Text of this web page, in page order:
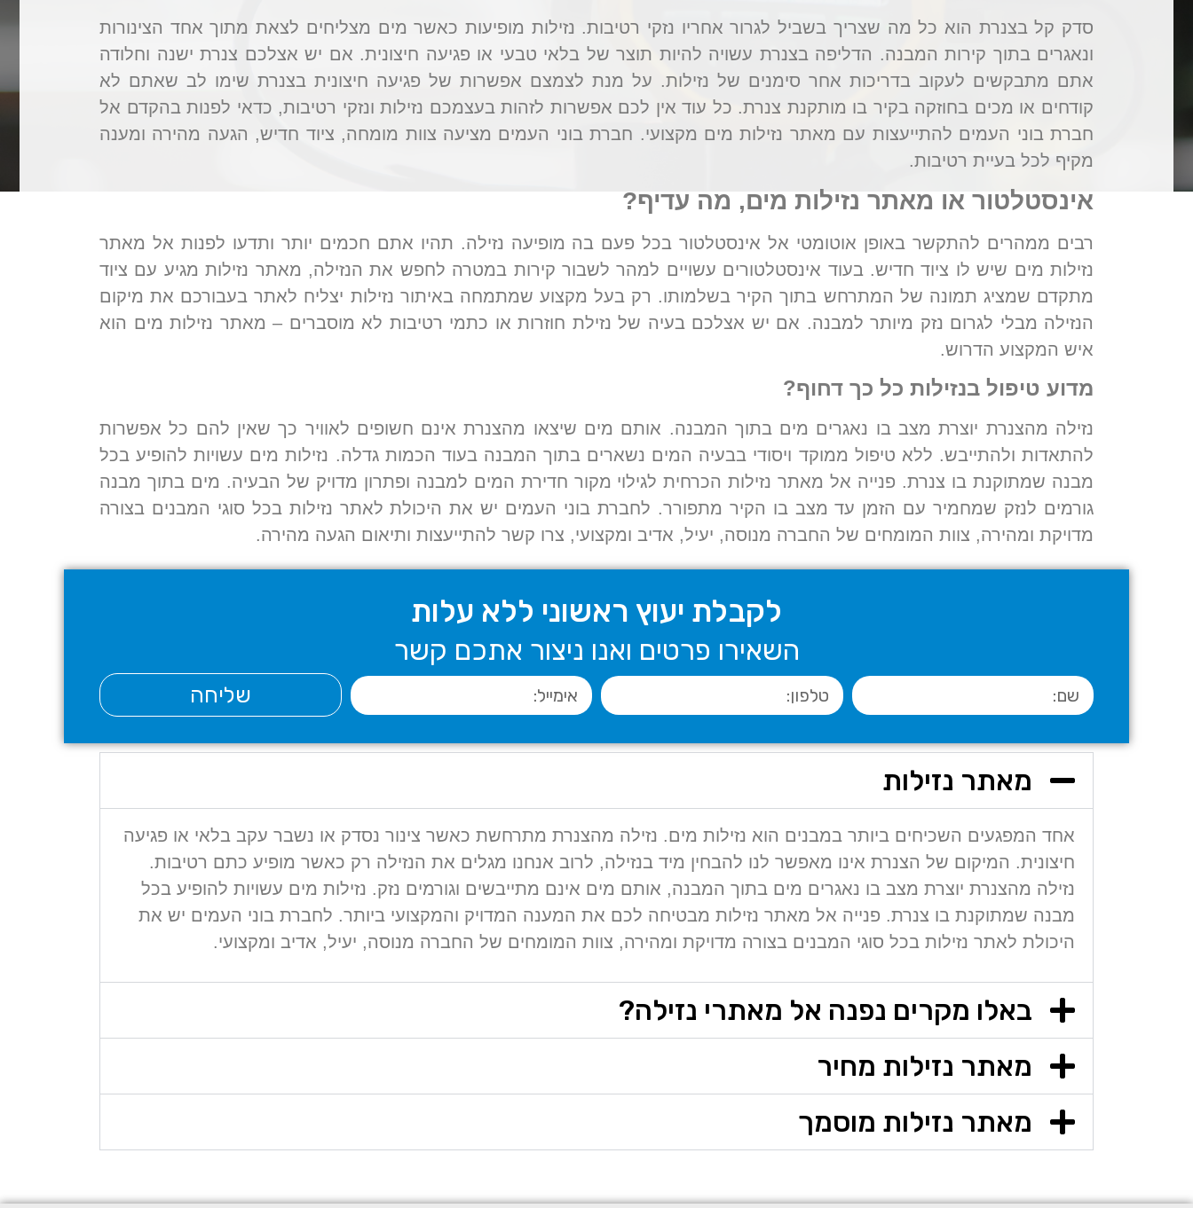
סדק קל בצנרת הוא כל מה שצריך בשביל לגרור אחריו נזקי רטיבות. נזילות מופיעות כאשר מים מצליחים לצאת מתוך אחד הצינורות
ונאגרים בתוך קירות המבנה. הדליפה בצנרת עשויה להיות תוצר של בלאי טבעי או פגיעה חיצונית. אם יש אצלכם צנרת ישנה וחלודה
אתם מתבקשים לעקוב בדריכות אחר סימנים של נזילות. על מנת לצמצם אפשרות של פגיעה חיצונית בצנרת שימו לב שאתם לא
קודחים או מכים בחוזקה בקיר בו מותקנת צנרת. כל עוד אין לכם אפשרות לזהות בעצמכם נזילות ונזקי רטיבות, כדאי לפנות בהקדם אל
חברת בוני העמים להתייעצות עם מאתר נזילות מים מקצועי. חברת בוני העמים מציעה צוות מומחה, ציוד חדיש, הגעה מהירה ומענה
מקיף לכל בעיית רטיבות.
אינסטלטור או מאתר נזילות מים, מה עדיף?
רבים ממהרים להתקשר באופן אוטומטי אל אינסטלטור בכל פעם בה מופיעה נזילה. תהיו אתם חכמים יותר ותדעו לפנות אל מאתר
נזילות מים שיש לו ציוד חדיש. בעוד אינסטלטורים עשויים למהר לשבור קירות במטרה לחפש את הנזילה, מאתר נזילות מגיע עם ציוד
מתקדם שמציג תמונה של המתרחש בתוך הקיר בשלמותו. רק בעל מקצוע שמתמחה באיתור נזילות יצליח לאתר בעבורכם את מיקום
הנזילה מבלי לגרום נזק מיותר למבנה. אם יש אצלכם בעיה של נזילת חוזרות או כתמי רטיבות לא מוסברים – מאתר נזילות מים הוא
איש המקצוע הדרוש.
מדוע טיפול בנזילות כל כך דחוף?
נזילה מהצנרת יוצרת מצב בו נאגרים מים בתוך המבנה. אותם מים שיצאו מהצנרת אינם חשופים לאוויר כך שאין להם כל אפשרות
להתאדות ולהתייבש. ללא טיפול ממוקד ויסודי בבעיה המים נשארים בתוך המבנה בעוד הכמות גדלה. נזילות מים עשויות להופיע בכל
מבנה שמתוקנת בו צנרת. פנייה אל מאתר נזילות הכרחית לגילוי מקור חדירת המים למבנה ופתרון מדויק של הבעיה. מים בתוך מבנה
גורמים לנזק שמחמיר עם הזמן עד מצב בו הקיר מתפורר. לחברת בוני העמים יש את היכולת לאתר נזילות בכל סוגי המבנים בצורה
מדויקת ומהירה, צוות המומחים של החברה מנוסה, יעיל, אדיב ומקצועי, צרו קשר להתייעצות ותיאום הגעה מהירה.
לקבלת יעוץ ראשוני ללא עלות
השאירו פרטים ואנו ניצור אתכם קשר
שליחה
מאתר נזילות
אחד המפגעים השכיחים ביותר במבנים הוא נזילות מים. נזילה מהצנרת מתרחשת כאשר צינור נסדק או נשבר עקב בלאי או פגיעה
חיצונית. המיקום של הצנרת אינו מאפשר לנו להבחין מיד בנזילה, לרוב אנחנו מגלים את הנזילה רק כאשר מופיע כתם רטיבות.
נזילה מהצנרת יוצרת מצב בו נאגרים מים בתוך המבנה, אותם מים אינם מתייבשים וגורמים נזק. נזילות מים עשויות להופיע בכל
מבנה שמתוקנת בו צנרת. פנייה אל מאתר נזילות מבטיחה לכם את המענה המדויק והמקצועי ביותר. לחברת בוני העמים יש את
היכולת לאתר נזילות בכל סוגי המבנים בצורה מדויקת ומהירה, צוות המומחים של החברה מנוסה, יעיל, אדיב ומקצועי.
באלו מקרים נפנה אל מאתרי נזילה?
מאתר נזילות מחיר
מאתר נזילות מוסמך